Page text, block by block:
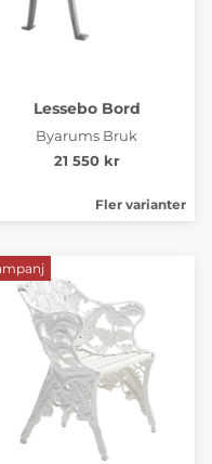
Lessebo Bord
Byarums Bruk
21 550 kr
Fler varianter